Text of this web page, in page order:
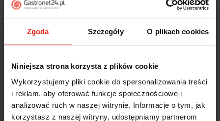
Zgoda Szczegóły O plikach cookies
Niniejsza strona korzysta z plików cookie
Wykorzystujemy pliki cookie do spersonalizowania treści
i reklam, aby oferować funkcje społecznościowe i
analizować ruch w naszej witrynie. Informacje o tym, jak
korzystasz z naszej witryny, udostępniamy partnerom
filtry
Jak zbieramy opinie?
5
Polecam szybko sprawnie dobrze zapakowane
Zostałem świetnie obsłużony. Brawa dla pracowników.
w tym tygodniu